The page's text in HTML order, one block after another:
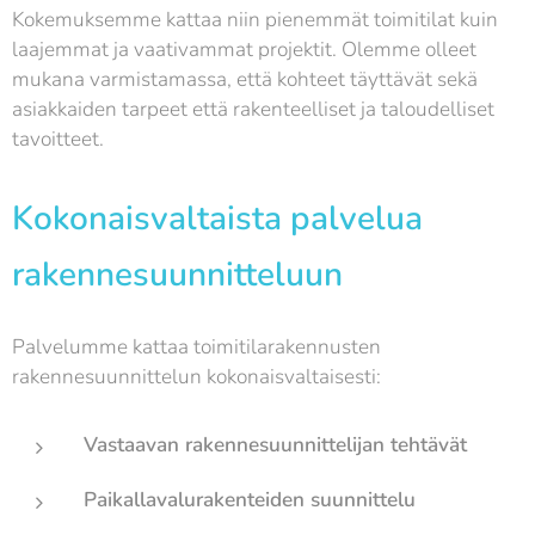
Kokemuksemme kattaa niin pienemmät toimitilat kuin
laajemmat ja vaativammat projektit. Olemme olleet
mukana varmistamassa, että kohteet täyttävät sekä
asiakkaiden tarpeet että rakenteelliset ja taloudelliset
tavoitteet.
Kokonaisvaltaista palvelua
rakennesuunnitteluun
Palvelumme kattaa toimitilarakennusten
rakennesuunnittelun kokonaisvaltaisesti:
Vastaavan rakennesuunnittelijan tehtävät
Paikallavalurakenteiden suunnittelu